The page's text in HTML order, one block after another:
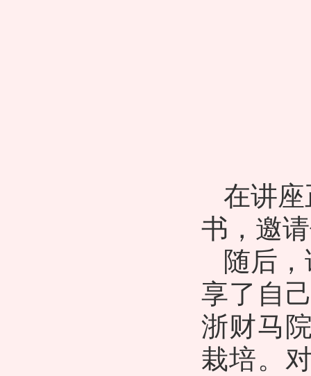
在讲
书，邀
随后
享了自
浙财马
栽培。